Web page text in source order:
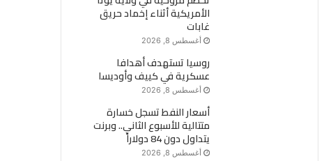
الأمريكية أثناء إخماد حريق
غابات
أغسطس 8, 2026
روسيا تستهدف أهدافا
عسكرية في كييف وأوديسا
أغسطس 8, 2026
أسعار النفط تسجل خسارة
متتالية للأسبوع الثاني.. وبرنت
يتداول دون 84 دولاراً
أغسطس 8, 2026